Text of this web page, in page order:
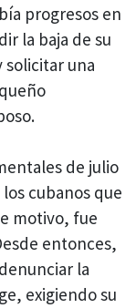
progresos en
la baja de su
una
de julio
cubanos que
motivo, fue
entonces,
la
exigiendo su